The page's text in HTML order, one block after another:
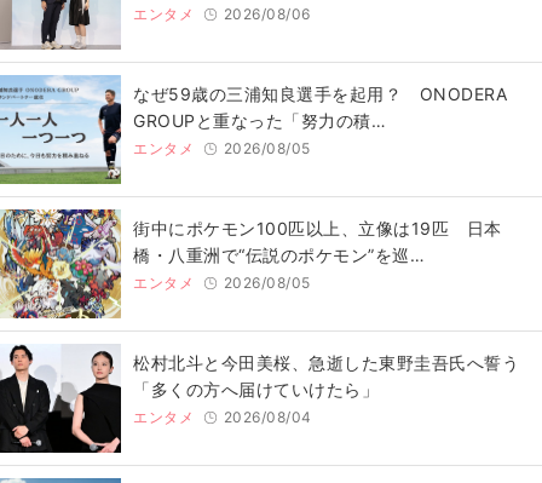
エンタメ 2026/08/06
なぜ59歳の三浦知良選手を起用？ ONODERA
GROUPと重なった「努力の積…
エンタメ 2026/08/05
街中にポケモン100匹以上、立像は19匹 日本
橋・八重洲で“伝説のポケモン”を巡…
エンタメ 2026/08/05
松村北斗と今田美桜、急逝した東野圭吾氏へ誓う
「多くの方へ届けていけたら」
エンタメ 2026/08/04